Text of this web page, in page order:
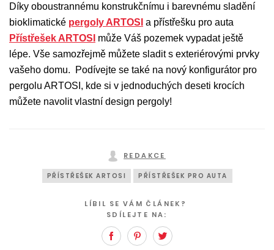
Díky oboustrannému konstrukčnímu i barevnému sladění
bioklimatické pergoly ARTOSI a přístřešku pro auta
Přístřešek ARTOSI může Váš pozemek vypadat ještě
lépe. Vše samozřejmě můžete sladit s exteriérovými prvky
vašeho domu. Podívejte se také na nový konfigurátor pro
pergolu ARTOSI, kde si v jednoduchých deseti krocích
můžete navolit vlastní design pergoly!
REDAKCE
PŘÍSTŘEŠEK ARTOSI PŘÍSTŘEŠEK PRO AUTA
LÍBIL SE VÁM ČLÁNEK?
SDÍLEJTE NA:
FacebookPinterest